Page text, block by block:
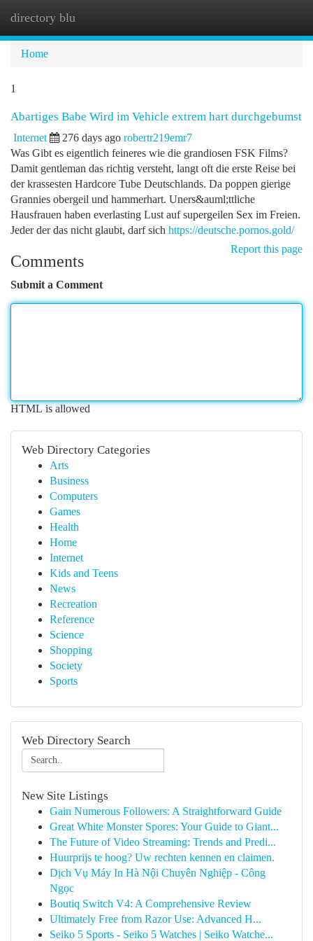
directory blu
Home
1
Abartiges Babe Wird im Vehicle extrem hart durchgebumst
Internet 276 days ago robertr219emr7
Was Gibt es eigentlich feineres wie die grandiosen FSK Films?
Damit gentleman das richtig versteht, langt oft die erste Reise bei
der krassesten Hardcore Tube Deutschlands. Da poppen gierige
Grannies obergeil und hammerhart. Uners&auml;ttliche
Hausfrauen haben everlasting Lust auf supergeilen Sex im Freien.
Jeder der das nicht glaubt, darf sich https://deutsche.pornos.gold/
Report this page
Comments
Submit a Comment
HTML is allowed
Web Directory Categories
Arts
Business
Computers
Games
Health
Home
Internet
Kids and Teens
News
Recreation
Reference
Science
Shopping
Society
Sports
Web Directory Search
New Site Listings
Gain Numerous Followers: A Straightforward Guide
Great White Monster Spores: Your Guide to Giant...
The Future of Video Streaming: Trends and Predi...
Huurprijs te hoog? Uw rechten kennen en claimen.
Dịch Vụ Máy In Hà Nội Chuyên Nghiệp - Công
Ngọc
Boutiq Switch V4: A Comprehensive Review
Ultimately Free from Razor Use: Advanced H...
Seiko 5 Sports - Seiko 5 Watches | Seiko Watche...